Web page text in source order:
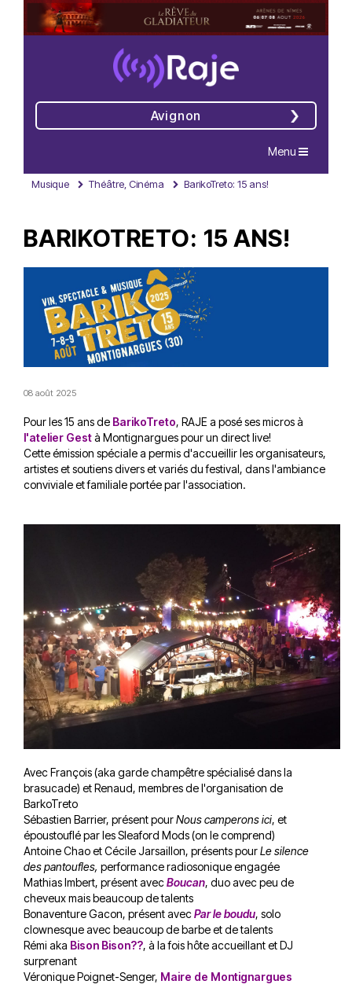
Avignon
Navigation
Menu
Musique Théâtre, Cinéma BarikoTreto: 15 ans!
BARIKOTRETO: 15 ANS!
08 août 2025
Pour les 15 ans de BarikoTreto, RAJE a posé ses micros à
l'atelier Gestà Montignargues pour un direct live!
Cette émission spéciale a permis d'accueillir les organisateurs,
artistes et soutiens divers et variés du festival, dans l'ambiance
conviviale et familiale portée par l'association.
Avec François (aka garde champêtre spécialisé dans la
brasucade) et Renaud, membres de l'organisation de
BarkoTreto
Sébastien Barrier, présent pourNous camperons ici, et
époustouflé par les Sleaford Mods (on le comprend)
Antoine Chao et Cécile Jarsaillon, présents pourLe silence
des pantoufles, performance radiosonique engagée
Mathias Imbert, présent avecBoucan, duo avec peu de
cheveux mais beaucoup de talents
Bonaventure Gacon, présent avecPar le boudu, solo
clownesque avec beaucoup de barbe et de talents
Rémi aka Bison Bison??, à la fois hôte accueillant et DJ
surprenant
Véronique Poignet-Senger, Maire de Montignargues